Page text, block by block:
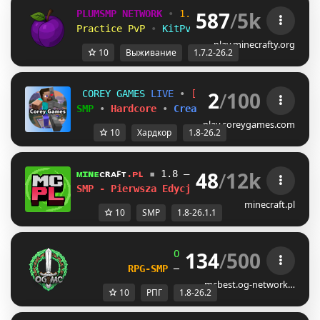
PLUMSMP NETWORK • 1.7.2 ➜ 26.2
Practice PvP
• KitPvP • Lifesteal
587/5k
play.minecrafty.org
10 Выживание 1.7.2-26.2
COREY GAMES L IVE •
[1.8–26.2]
SMP
• Hardcore • Creative Minigames
2/100
play.coreygames.com
10 Хардкор 1.8-26.2
ᴍɪɴᴇᴄʀᴀꜰᴛ.ᴘʟ ▪ 1.8 — 26.1.1
WSPARCIE
SMP - Pierwsza Edycja ! ?
48/12k
minecraft.pl
10 SMP 1.8-26.1.1
OG -Network | 1.8 - 26.2
RPG-SMP ─ CIV FACTIONS ─ SMP
134/500
mcbest.og-network…
10 РПГ 1.8-26.2